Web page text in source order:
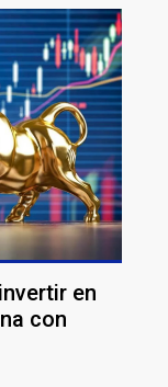
en
con